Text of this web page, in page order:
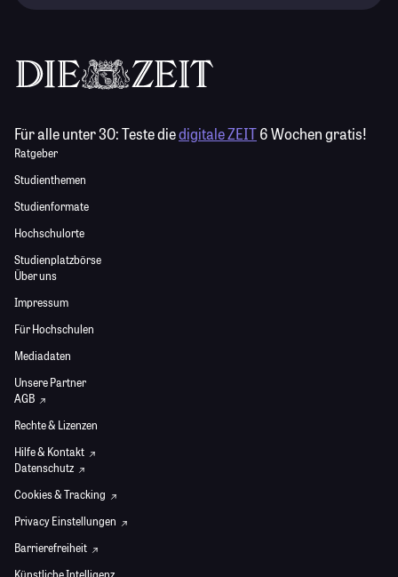
Für alle unter 30:Teste diedigitale ZEIT6 Wochen gratis!
Ratgeber
Studienthemen
Studienformate
Hochschulorte
Studienplatzbörse
Über uns
Impressum
Für Hochschulen
Mediadaten
Unsere Partner
AGB
Rechte & Lizenzen
Hilfe & Kontakt
Datenschutz
Cookies & Tracking
Privacy Einstellungen
Barrierefreiheit